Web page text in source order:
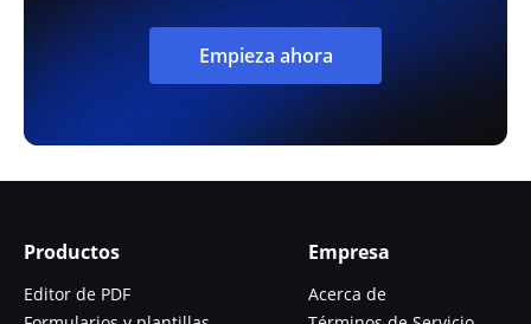
Empieza ahora
Productos
Editor de PDF
Empresa
Acerca de